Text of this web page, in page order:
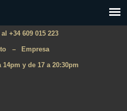
+34 609 015 223
– Empresa
y de 17 a 20:30pm